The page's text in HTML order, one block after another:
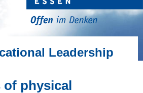
Leadership
physical